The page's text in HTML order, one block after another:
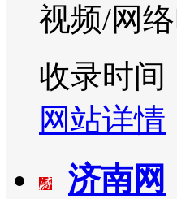
视频/网
收录时间
网站详情
济南网